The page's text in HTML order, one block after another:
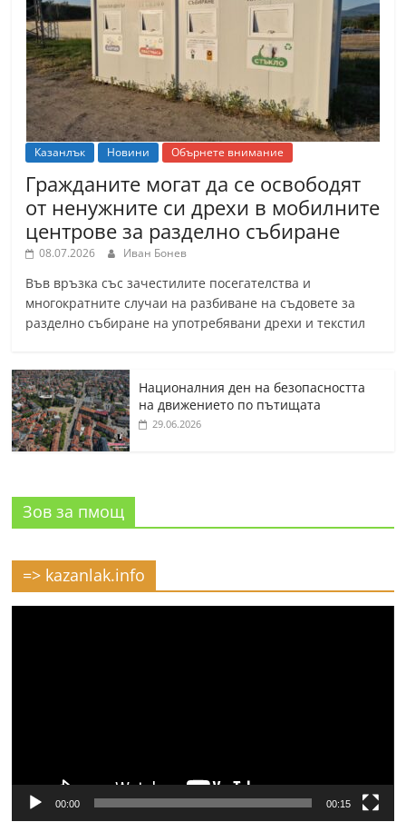
Казанлък Новини Обърнете внимание
Гражданите могат да се освободят
от ненужните си дрехи в мобилните
центрове за разделно събиране
08.07.2026 Иван Бонев
Във връзка със зачестилите посегателства и
многократните случаи на разбиване на съдовете за
разделно събиране на употребявани дрехи и текстил
Националния ден на безопасността
на движението по пътищата
29.06.2026
Зов за пмощ
=> kazanlak.info
00:00 00:15